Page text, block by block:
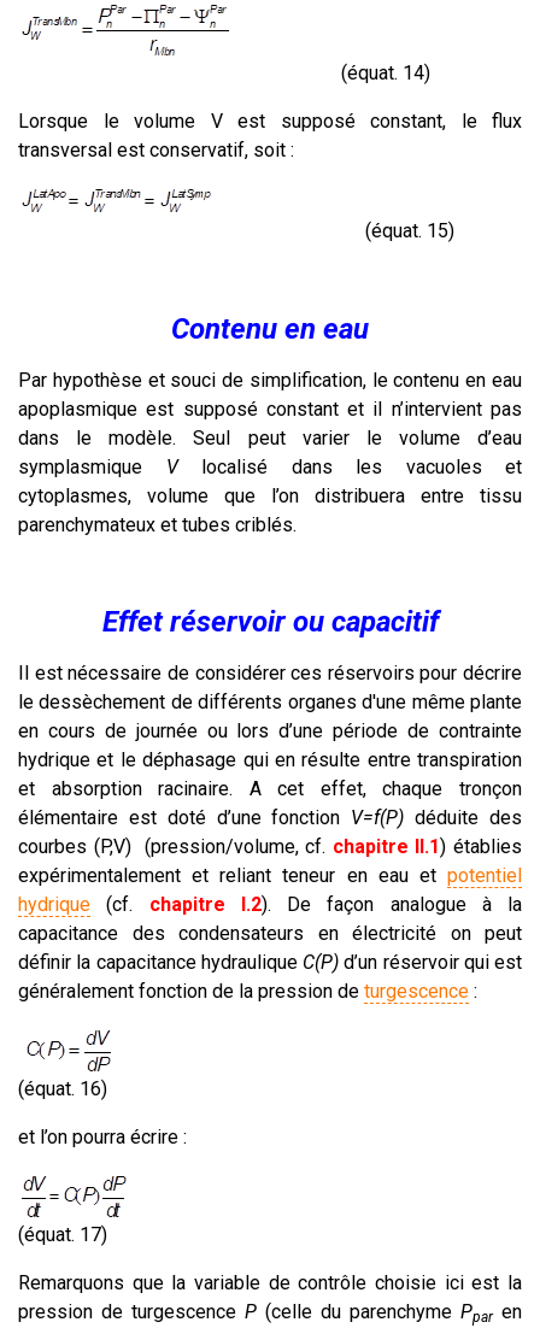
(équat. 14)
Lorsque le volume V est supposé constant, le flux
transversal est conservatif, soit :
(équat. 15)
Contenu en eau
Par hypothèse et souci de simplification, le contenu en eau
apoplasmique est supposé constant et il n’intervient pas
dans le modèle. Seul peut varier le volume d’eau
symplasmique Vlocalisé dans les vacuoles et
cytoplasmes, volume que l’on distribuera entre tissu
parenchymateux et tubes criblés.
Effet réservoir ou capacitif
Il est nécessaire de considérer ces réservoirs pour décrire
le dessèchement de différents organes d'une même plante
en cours de journée ou lors d’une période de contrainte
hydrique et le déphasage qui en résulte entre transpiration
et absorption racinaire. A cet effet, chaque tronçon
élémentaire est doté d’une fonction V=f(P) déduite des
courbes (P,V) (pression/volume, cf. chapitre II.1) établies
expérimentalement et reliant teneur en eau et potentiel
hydrique (cf. chapitre I.2). De façon analogue à la
capacitance des condensateurs en électricité on peut
définir la capacitance hydraulique C(P)d’un réservoir qui est
généralement fonction de la pression de turgescence :
(équat. 16)
et l’on pourra écrire :
(équat. 17)
Remarquons que la variable de contrôle choisie ici est la
pression de turgescence P (celle du parenchyme Pparen